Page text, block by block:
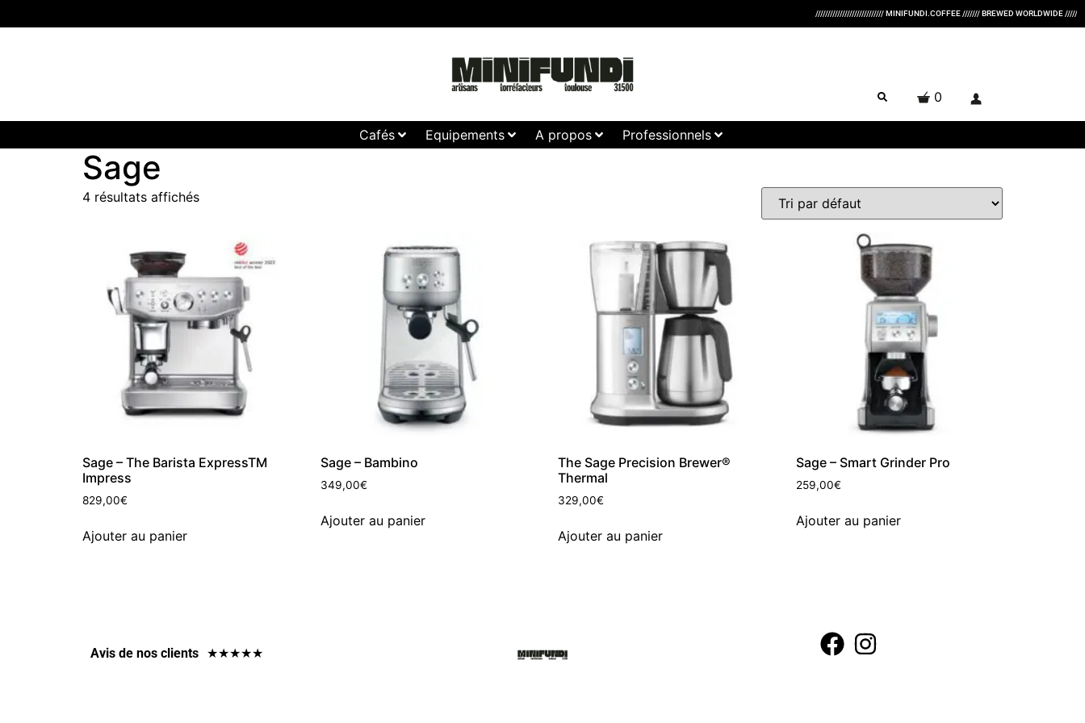
//////////////////////////// MINIFUNDI.COFFEE /////// BREWED WORLDWIDE
0
Cafés Equipements A propos Professionnels
Sage
4 résultats affichés
Sage – The Barista ExpressTM
Impress
829,00€
Ajouter au panier
Sage – Bambino
349,00€
Ajouter au panier
The Sage Precision Brewer®
Thermal
329,00€
Ajouter au panier
Sage – Smart Grinder Pro
259,00€
Ajouter au panier
Avis de nos clients ★★★★★